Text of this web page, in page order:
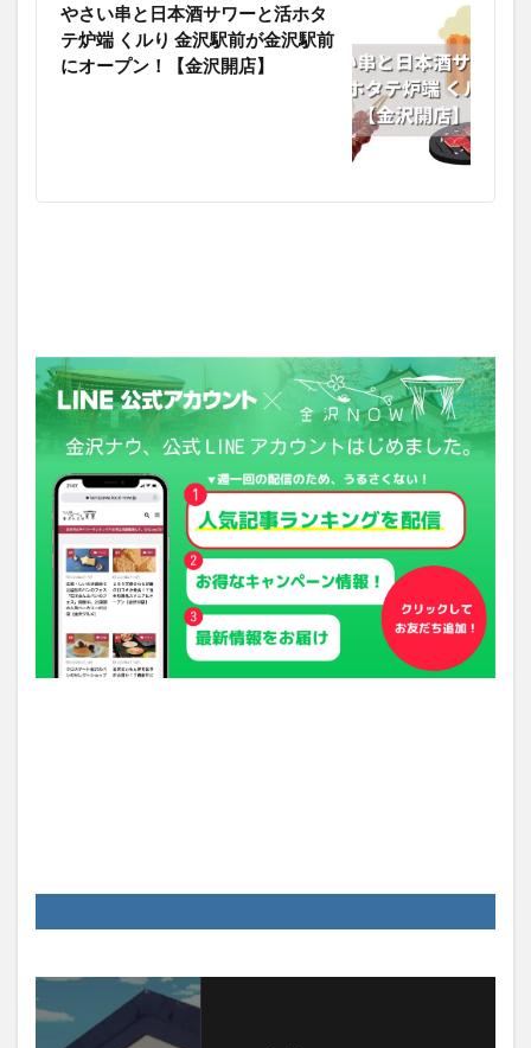
やさい串と日本酒サワーと活ホタ
テ炉端 くルり 金沢駅前が金沢駅前
にオープン！【金沢開店】